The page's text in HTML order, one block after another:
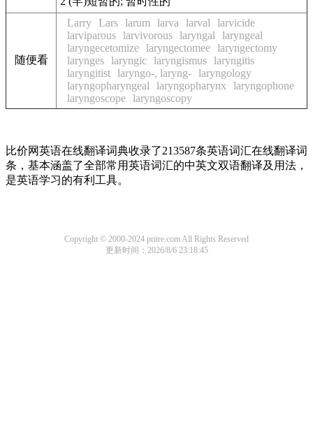
随便看
Larry Lars larum larva larval
larvicide
larviparous larvivorous laryngal
laryngeal
laryngecetomize laryngectomee laryngectomy
larynges laryngic laryngismus laryngitis
laryngitist laryngo-, laryng- laryngology
laryngopharyngeal
laryngopharynx
laryngophone
laryngoscope laryngoscopy
比价网英语在线翻译词典收录了213587条英语词汇在线翻译词
条，基本涵盖了全部常用英语词汇的中英文双语翻译及用法，
是英语学习的有利工具。
Copyright © 2000-2024 pritre.com All Rights Reserved
更新时间：2026/8/6 23:18:45